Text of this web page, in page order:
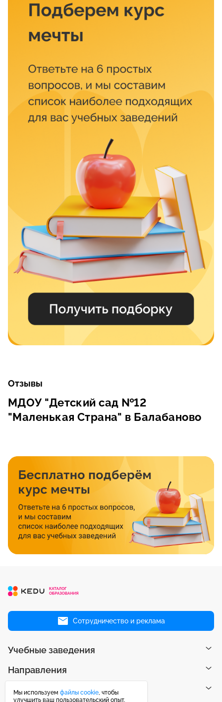
Отзывы
МДОУ "Детский сад №12
"Маленькая Страна" в Балабаново
Сотрудничество и реклама
Учебные заведения
Направления
Рейтинги
Мы используем файлы cookie, чтобы
улучшить ваш пользовательский опыт.